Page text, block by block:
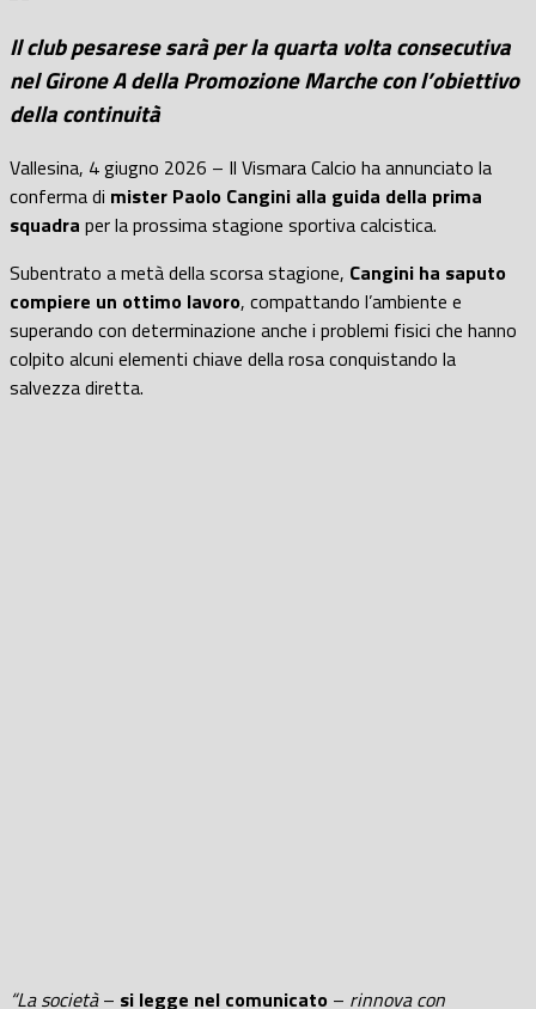
Il club pesarese sarà per la quarta volta consecutiva
nel Girone A della Promozione Marche con l’obiettivo
della continuità
Vallesina, 4 giugno 2026 – Il Vismara Calcio ha annunciato la
conferma di mister Paolo Cangini alla guida della prima
squadra per la prossima stagione sportiva calcistica.
Subentrato a metà della scorsa stagione, Cangini ha saputo
compiere un ottimo lavoro, compattando l’ambiente e
superando con determinazione anche i problemi fisici che hanno
colpito alcuni elementi chiave della rosa conquistando la
salvezza diretta.
“La società– si legge nel comunicato – rinnova con